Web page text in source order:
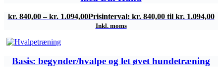
kr.840,00 – kr.1.094,00Prisinterval: kr. 840,00 til kr. 1.094,00
Inkl. moms
Basis: begynder/hvalpe og let øvet hundetræning